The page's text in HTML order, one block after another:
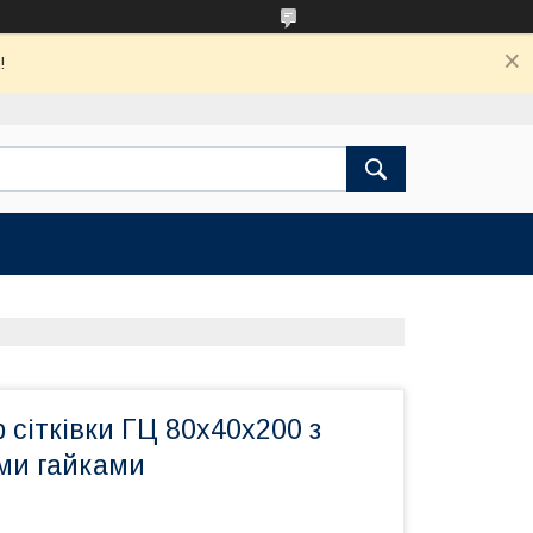
сітківки ГЦ 80х40х200 з
гайками